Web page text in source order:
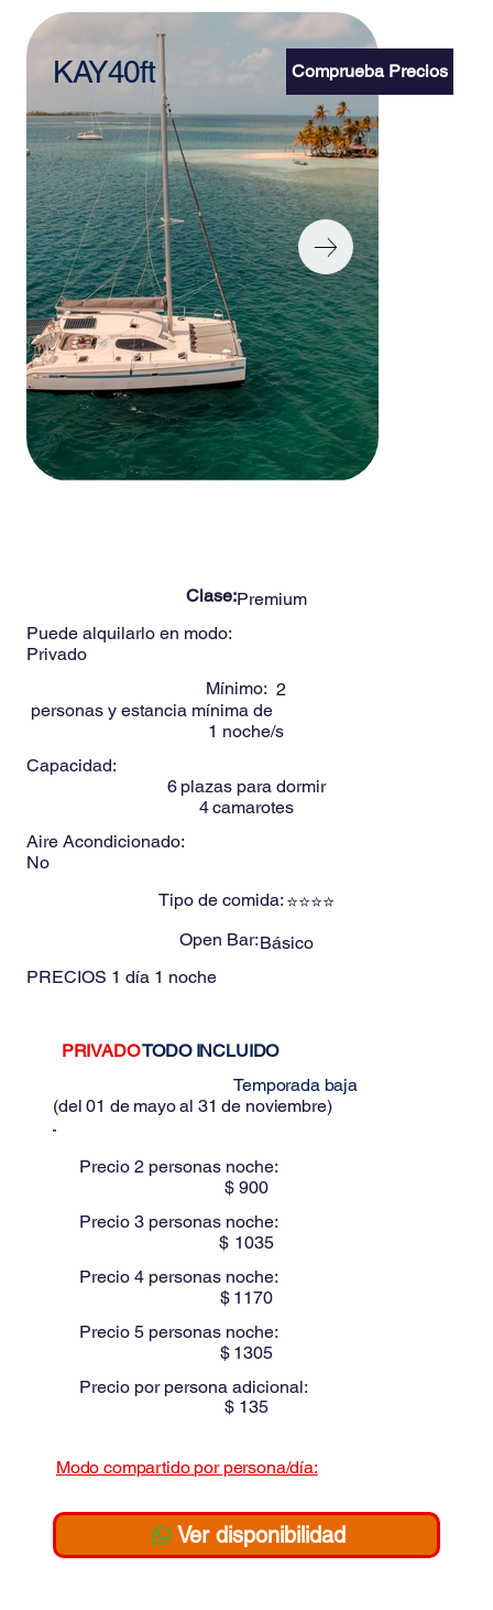
KAY40ft Comprueba Precios
Clase:Premium
Puede alquilarlo en modo:
Privado
Mínimo: 2
personas y estancia mínima de
1 noche/s
Capacidad:
6 plazas para dormir
4camarotes
Aire Acondicionado:
No
Tipo de comida: ⭐⭐⭐⭐
Open Bar:Básico
PRECIOS 1 día 1 noche
PRIVADOTODO INCLUIDO
Estos precios son para:Temporada baja
(del 01 de mayo al 31 de noviembre)
Precio 2 personas noche:
$ 900
Precio 3 personas noche:
$ 1035
Precio 4 personas noche:
$ 1170
Precio 5 personas noche:
$ 1305
Precio por persona adicional:
$ 135
Modo compartido por persona/día:
Ver disponibilidad